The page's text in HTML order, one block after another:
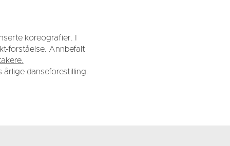
koreografier. I
forståelse. Annbefalt
danseforestilling.